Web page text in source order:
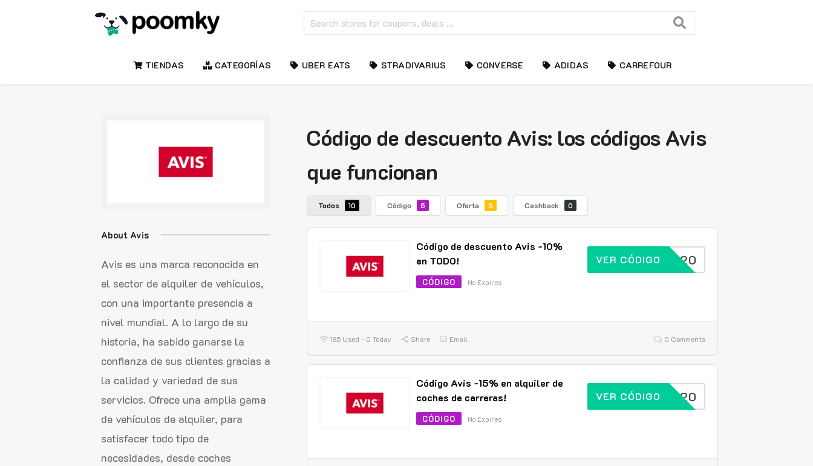
TIENDAS CATEGORÍAS UBER EATS STRADIVARIUS CONVERSE ADIDAS CARREFOUR
Código de descuento Avis: los códigos Avis
que funcionan
Todos 10 Código 5 Oferta 5 Cashback 0
Código de descuento Avis -10%
en TODO!
CÓDIGO No Expires
SPSAVE20
VER CÓDIGO
185 Used - 0 Today Share Email 0 Comments
Código Avis -15% en alquiler de
coches de carreras!
CÓDIGO No Expires
SPSAVE20
VER CÓDIGO
About Avis
Avis es una marca reconocida en
el sector de alquiler de vehículos,
con una importante presencia a
nivel mundial. A lo largo de su
historia, ha sabido ganarse la
confianza de sus clientes gracias a
la calidad y variedad de sus
servicios. Ofrece una amplia gama
de vehículos de alquiler, para
satisfacer todo tipo de
necesidades, desde coches